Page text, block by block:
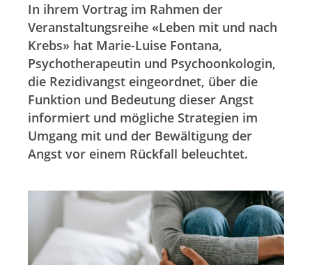
In ihrem Vortrag im Rahmen der
Veranstaltungsreihe «Leben mit und nach
Krebs» hat Marie-Luise Fontana,
Psychotherapeutin und Psychoonkologin,
die Rezidivangst eingeordnet, über die
Funktion und Bedeutung dieser Angst
informiert und mögliche Strategien im
Umgang mit und der Bewältigung der
Angst vor einem Rückfall beleuchtet.